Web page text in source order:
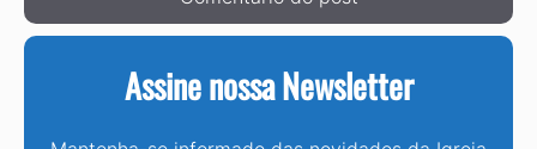
Assine nossa Newsletter